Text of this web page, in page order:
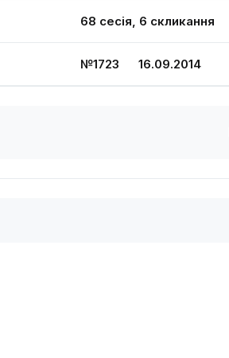
68 сесія, 6 скликання
№1723 16.09.2014